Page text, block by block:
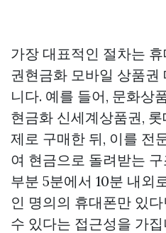
가장 대표적인 절차는
권현금화 모바일 상품권
니다. 예를 들어, 문화상
현금화 신세계상품권,
제로 구매한 뒤, 이를 전
여 현금으로 돌려받는
부분 5분에서 10분 내외
인 명의의 휴대폰만 있
수 있다는 접근성을 가집